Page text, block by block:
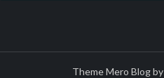
Theme Mero Blog by